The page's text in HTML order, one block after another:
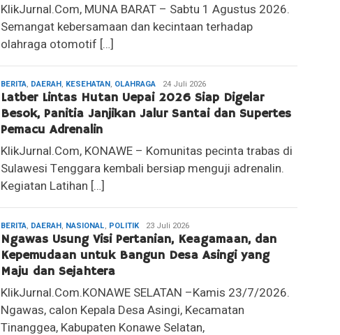
KlikJurnal.Com, MUNA BARAT – Sabtu 1 Agustus 2026.
Semangat kebersamaan dan kecintaan terhadap
olahraga otomotif […]
BERITA, DAERAH, KESEHATAN, OLAHRAGA Redaksi
24 Juli 2026
Latber Lintas Hutan Uepai 2026 Siap Digelar
Besok, Panitia Janjikan Jalur Santai dan Supertes
Pemacu Adrenalin
KlikJurnal.Com, KONAWE – Komunitas pecinta trabas di
Sulawesi Tenggara kembali bersiap menguji adrenalin.
Kegiatan Latihan […]
BERITA, DAERAH, NASIONAL, POLITIK Redaksi
23 Juli 2026
Ngawas Usung Visi Pertanian, Keagamaan, dan
Kepemudaan untuk Bangun Desa Asingi yang
Maju dan Sejahtera
KlikJurnal.Com.KONAWE SELATAN –Kamis 23/7/2026.
Ngawas, calon Kepala Desa Asingi, Kecamatan
Tinanggea, Kabupaten Konawe Selatan,